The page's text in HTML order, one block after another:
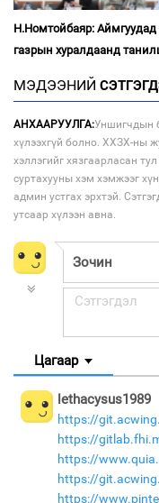
Н.Номтойбаяр: Аймгуудад
газрын хуралдаанд
МЭДЭЭНИЙ
АНХААРУУЛГА:Уншигчдын
хүлээхгүй болно. ХХЗХ-ны
хэллэгийг хязгаарласан
суртахууны хэм хэмжээг
админ устгах эрхтэй.
утсаар хүлээн авна.
Цагаар
lethacysus1989
https://
https://
https://
https://
https://